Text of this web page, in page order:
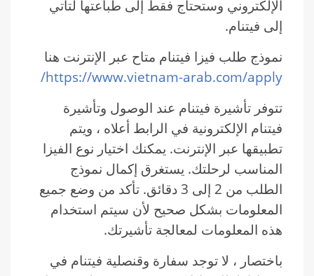
الإلكتروني وستحتاج فقط إلى طباعتها لتأتي
إلى فيتنام.
نموذج طلب فيزا فيتنام متاح عبر الإنترنت هنا
https://www.vietnam-arab.com/apply/
تتوفر تأشيرة فيتنام عند الوصول وتأشيرة
فيتنام الإلكترونية في الرابط أعلاه ، ويتم
تطبيقها عبر الإنترنت. يمكنك اختيار نوع الفيزا
المناسب لرحلتك. يستغرق إكمال نموذج
الطلب من 2 إلى 3 دقائق. تأكد من وضع جميع
المعلومات بشكل صحيح لأن سيتم استخدام
هذه المعلومات لمعالجة تأشيرتك.
باختصار ، لا توجد سفارة وقنصلية فيتنام في